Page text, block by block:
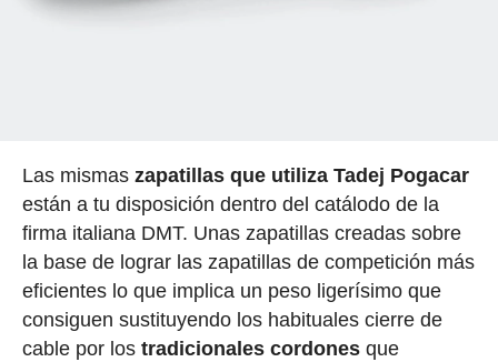
Las mismas zapatillas que utiliza Tadej Pogacar
están a tu disposición dentro del catálodo de la
firma italiana DMT. Unas zapatillas creadas sobre
la base de lograr las zapatillas de competición más
eficientes lo que implica un peso ligerísimo que
consiguen sustituyendo los habituales cierre de
cable por los tradicionales cordonesque